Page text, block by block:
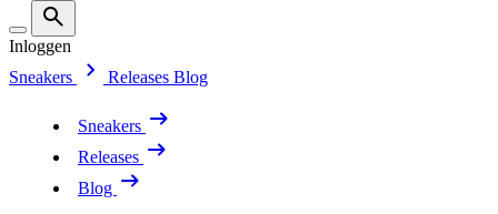
Inloggen
Sneakers
Releases Blog
Sneakers
Releases
Blog